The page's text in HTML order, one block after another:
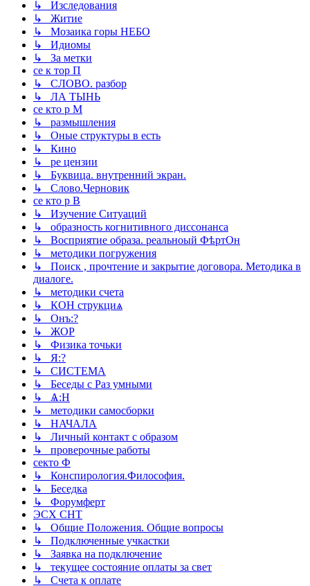
↳ Изследования
↳ Житие
↳ Мозаика горы НЕБО
↳ Идиомы
↳ За метки
се к тор П
↳ СЛОВО. разбор
↳ ЛА ТЫНЬ
се кто р М
↳ размышления
↳ Оные структуры в есть
↳ Кино
↳ ре цензии
↳ Буквица. внутренний экран.
↳ Слово.Черновик
се кто р В
↳ Изучение Ситуаций
↳ образность когнитивного диссонанса
↳ Восприятие образа. реальноый ФѣртОн
↳ методики погружения
↳ Поиск , прочтение и закрытие договора. Методика в
диалоге.
↳ методики счета
↳ КОН струкциѧ
↳ Онъ:?
↳ ЖОР
↳ Физика точьки
↳ Я:?
↳ СИСТЕМА
↳ Беседы с Раз умными
↳ Ѧ:Н
↳ методики самосборки
↳ НАЧАЛА
↳ Личный контакт с образом
↳ проверочные работы
секто Ф
↳ Конспирология.Философия.
↳ Беседка
↳ Форумферт
ЭСХ СНТ
↳ Общие Положения. Общие вопросы
↳ Подключенные учкастки
↳ Заявка на подключение
↳ текущее состояние оплаты за свет
↳ Счета к оплате